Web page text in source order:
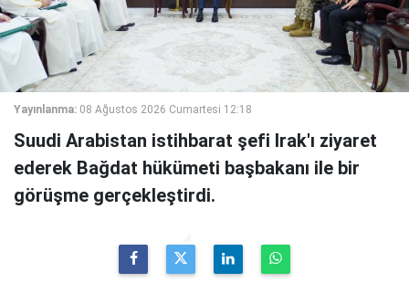
Yayınlanma: 08 Ağustos 2026 Cumartesi 12:18
Suudi Arabistan istihbarat şefi Irak'ı ziyaret
ederek Bağdat hükümeti başbakanı ile bir
görüşme gerçekleştirdi.